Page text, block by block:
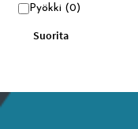
Pyökki (0)
Suorita